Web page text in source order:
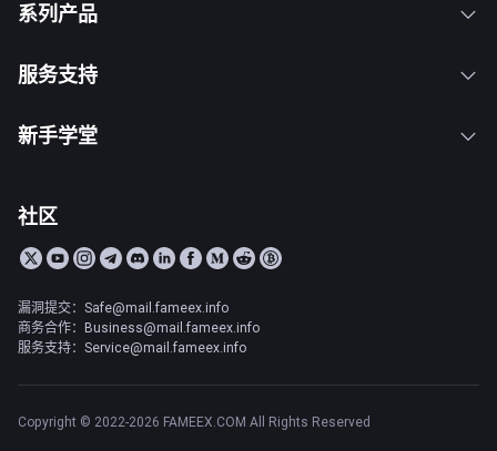
系列产品
服务支持
新手学堂
社区
漏洞提交：Safe@mail.fameex.info
商务合作：Business@mail.fameex.info
服务支持：Service@mail.fameex.info
Copyright © 2022-2026 FAMEEX.COM All Rights Reserved